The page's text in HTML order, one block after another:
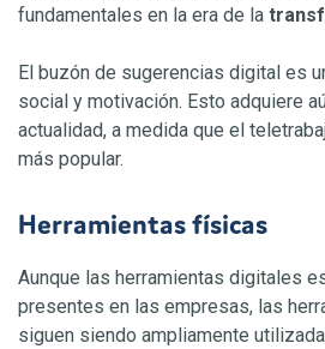
fundamentales en la era de la
El buzón de sugerencias digital es
social y motivación. Esto adquiere
actualidad, a medida que el
más popular.
Herramientas físicas
Aunque las herramientas digitales
presentes en las empresas, las
siguen siendo ampliamente